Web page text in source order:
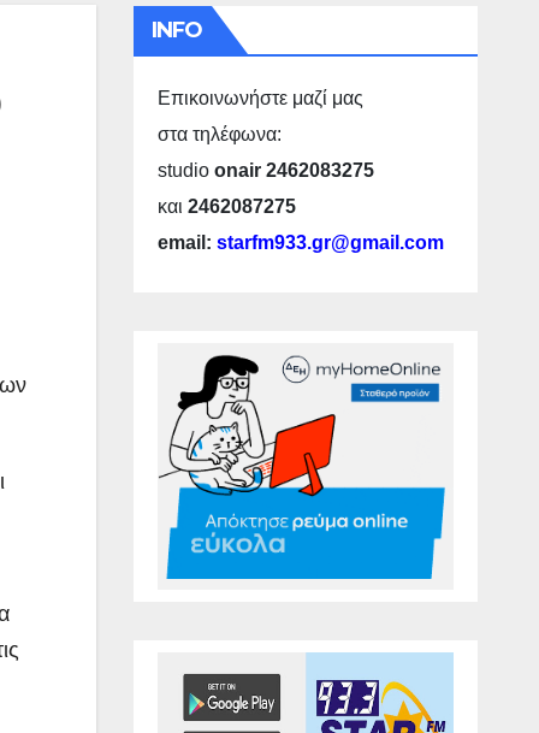
INFO
Επικοινωνήστε μαζί μας
στα τηλέφωνα:
studio onair 2462083275
και 2462087275
email: starfm933.gr@gmail.com